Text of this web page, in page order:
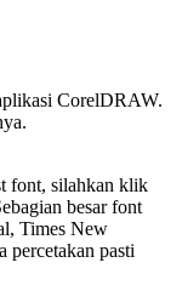
CorelDRAW.
font, silahkan klik
besar font
Times New
percetakan pasti